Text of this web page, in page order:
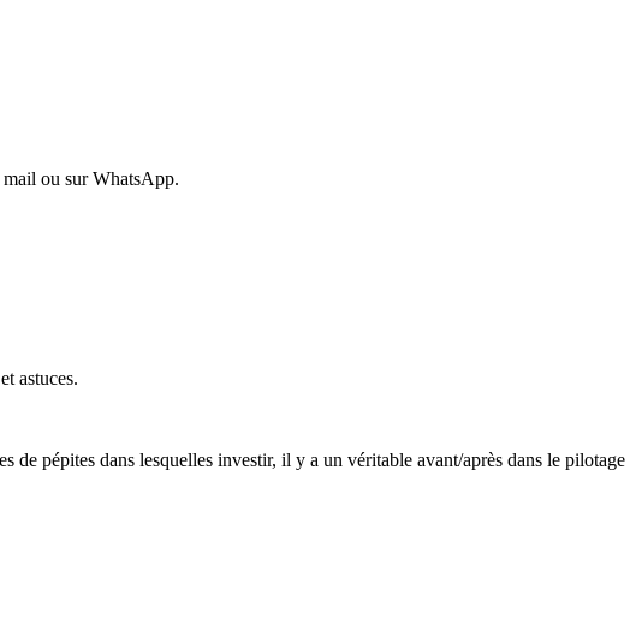
mail ou sur WhatsApp.
astuces.
pépites dans lesquelles investir, il y a un véritable avant/après dans le